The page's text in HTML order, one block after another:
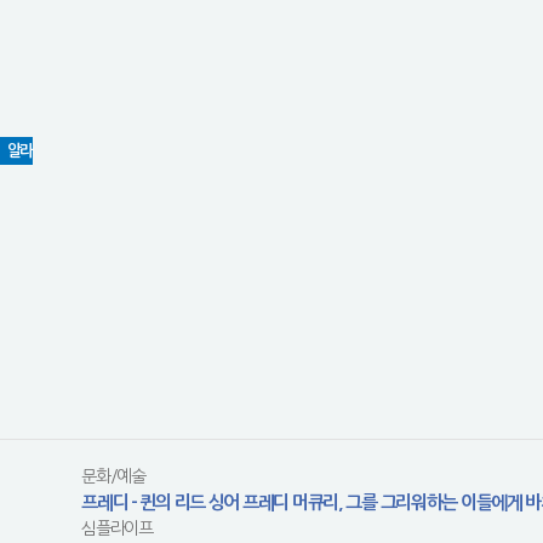
알라
문화/예술
프레디 - 퀸의 리드 싱어 프레디 머큐리, 그를 그리워하는 이들에게
심플라이프